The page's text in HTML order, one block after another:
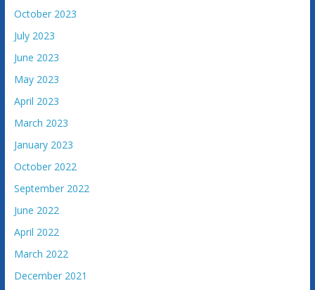
October 2023
July 2023
June 2023
May 2023
April 2023
March 2023
January 2023
October 2022
September 2022
June 2022
April 2022
March 2022
December 2021